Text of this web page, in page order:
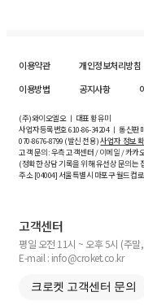
이용약관 개인정보처리방침
이용방법
공지사항
(주)와이오엘오 ㅣ 대표 황유미
사업자등록번호610-86-34204ㅣ 통신판
070-8676-8799 (발신 전용)사업자 정보
고객 문의: 우측 고객센터 / 이메일 / 카카
(정확한 상담 기록을 위해 유선상 문의는
주소 [04004] 서울특별시 마포구 월드컵
고객센터
평일 오전 11시 ~ 오후 5시 (주말
E-mail : info@croket.co.kr
크로켓 고객센터 문의